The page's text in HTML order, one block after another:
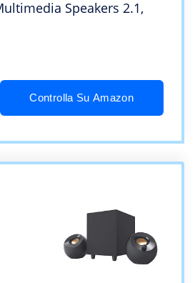
Speakers 2.1,
Controlla Su Amazon